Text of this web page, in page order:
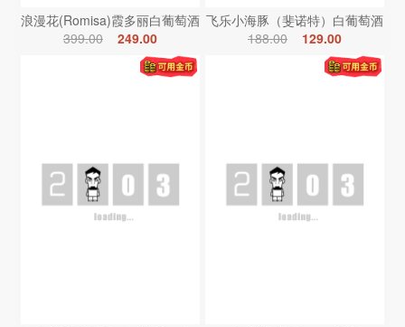
浪漫花(Romisa)霞多丽白葡萄酒
399.00
249.00
飞乐小海豚（斐诺特）白葡萄酒
188.00
129.00